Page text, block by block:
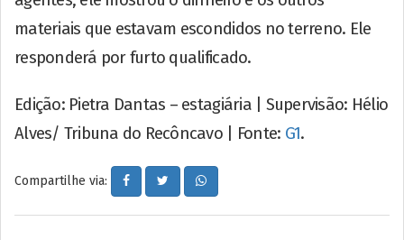
materiais que estavam escondidos no terreno. Ele
responderá por furto qualificado.
Edição: Pietra Dantas – estagiária | Supervisão: Hélio
Alves/ Tribuna do Recôncavo | Fonte: G1.
Compartilhe via: